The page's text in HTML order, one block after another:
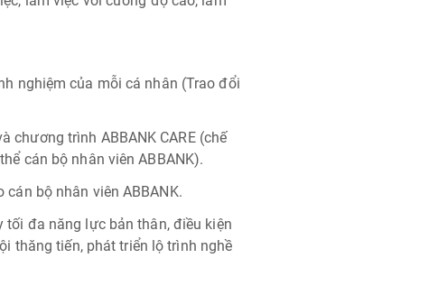
nghiệm của mỗi cá nhân (Trao đổi
chương trình ABBANK CARE (chế
cán bộ nhân viên ABBANK).
bộ nhân viên ABBANK.
đa năng lực bản thân, điều kiện
thăng tiến, phát triển lộ trình nghề